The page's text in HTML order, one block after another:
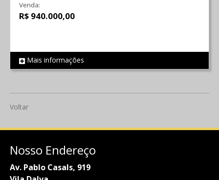
REF 814
Venda:
R$ 940.000,00
Mais informações
Voltar
Nosso Endereço
Av. Pablo Casals, 919